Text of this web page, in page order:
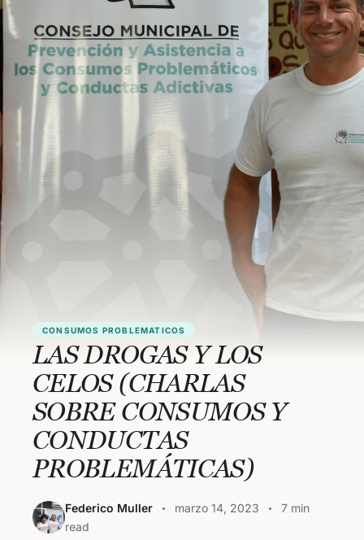
CONSUMOS PROBLEMATICOS
LAS DROGAS Y LOS
CELOS (CHARLAS
SOBRE CONSUMOS Y
CONDUCTAS
PROBLEMÁTICAS)
Federico Muller marzo 14, 2023
7 min
read